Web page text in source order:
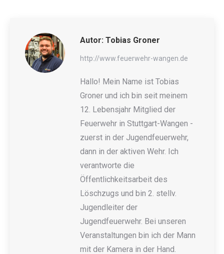
Autor: Tobias Groner
http://www.feuerwehr-wangen.de
Hallo! Mein Name ist Tobias
Groner und ich bin seit meinem
12. Lebensjahr Mitglied der
Feuerwehr in Stuttgart-Wangen -
zuerst in der Jugendfeuerwehr,
dann in der aktiven Wehr. Ich
verantworte die
Öffentlichkeitsarbeit des
Löschzugs und bin 2. stellv.
Jugendleiter der
Jugendfeuerwehr. Bei unseren
Veranstaltungen bin ich der Mann
mit der Kamera in der Hand.